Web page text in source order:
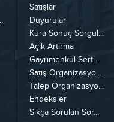
Satışlar
Duyurular
Kura Sonuç Sorgul...
Açık Artırma
Gayrimenkul Serti...
Satış Organizasyo...
Talep Organizasyo...
Endeksler
Sıkça Sorulan Sor...